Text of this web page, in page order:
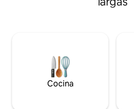
Cocina